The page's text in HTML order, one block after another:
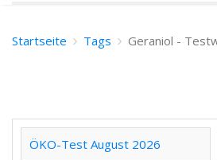
Startseite Tags Geraniol -
ÖKO-Test August 2026